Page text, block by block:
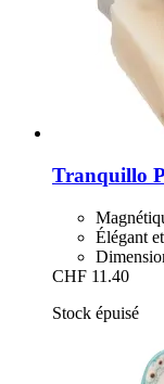
Tranquillo
Élégant
CHF 11.40
Stock épuisé